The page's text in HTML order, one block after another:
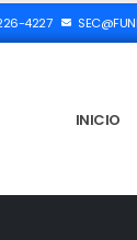
4227
INICIO